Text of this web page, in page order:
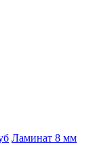
Ламинат 8 мм